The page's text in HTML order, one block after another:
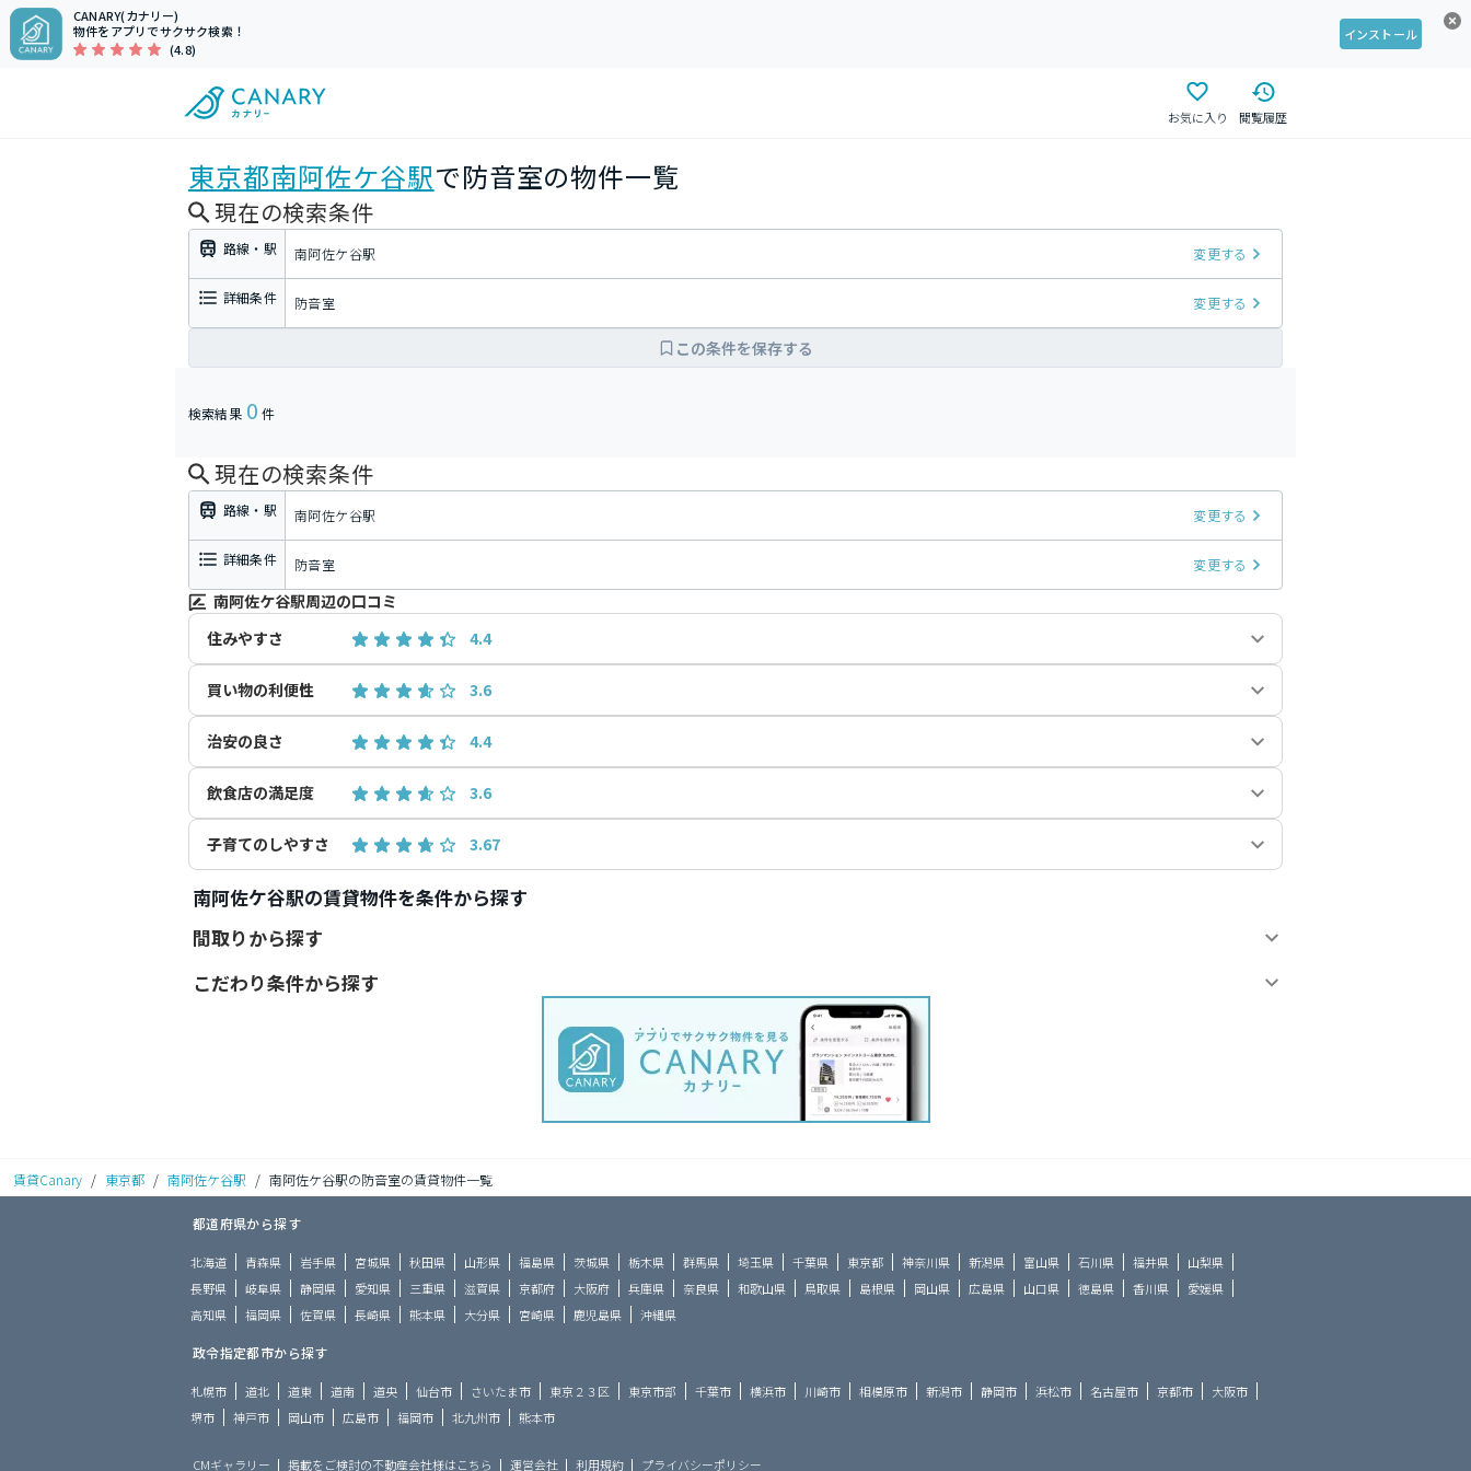
CANARY(カナリー)
物件をアプリでサクサク検索！
(4.8)
インストール
お気に入り 閲覧履歴
東京都南阿佐ケ谷駅で防音室の物件一覧
現在の検索条件
路線・駅 南阿佐ケ谷駅 変更する
詳細条件 防音室 変更する
この条件を保存する
検索結果 0 件
現在の検索条件
路線・駅 南阿佐ケ谷駅 変更する
詳細条件 防音室 変更する
南阿佐ケ谷駅周辺の口コミ
住みやすさ
4.4
買い物の利便性 3.6
治安の良さ 4.4
飲食店の満足度 3.6
子育てのしやすさ 3.67
南阿佐ケ谷駅の賃貸物件を条件から探す
間取りから探す
こだわり条件から探す
賃貸Canary / 東京都 / 南阿佐ケ谷駅 / 南阿佐ケ谷駅の防音室の賃貸物件一覧
都道府県から探す
北海道 青森県 岩手県 宮城県 秋田県 山形県 福島県 茨城県 栃木県 群馬県 埼玉県 千葉県 東京都 神奈川県 新潟県 富山県 石川県 福井県
山梨県
長野県
岐阜県 静岡県 愛知県 三重県 滋賀県 京都府 大阪府 兵庫県 奈良県 和歌山県 鳥取県 島根県 岡山県 広島県 山口県 徳島県 香川県
愛媛県
高知県
福岡県 佐賀県 長崎県 熊本県 大分県 宮崎県 鹿児島県 沖縄県
政令指定都市から探す
札幌市 道北 道東 道南 道央 仙台市 さいたま市 東京２３区 東京市部 千葉市 横浜市 川崎市 相模原市 新潟市 静岡市 浜松市 名古屋市 京都市
大阪市
堺市
神戸市 岡山市 広島市 福岡市 北九州市 熊本市
CMギャラリー 掲載をご検討の不動産会社様はこちら 運営会社 利用規約 プライバシーポリシー